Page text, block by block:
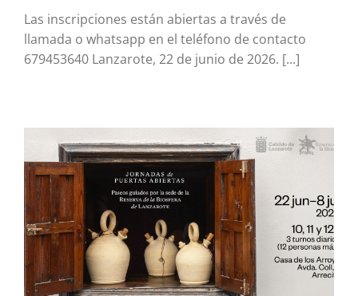
Las inscripciones están abiertas a través de
llamada o whatsapp en el teléfono de contacto
679453640 Lanzarote, 22 de junio de 2026. [...]